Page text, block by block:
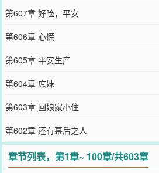
第607章 好险，平安
第606章 心慌
第605章 平安生产
第604章 庶妹
第603章 回娘家小住
第602章 还有幕后之人
章节列表，第1章~ 100章/共603章